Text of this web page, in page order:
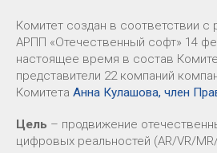
Комитет создан в соответствии
АРПП «Отечественный софт» 14
настоящее время в состав
представители 22 компаний
Комитета Анна Кулашова, член
Цель – продвижение
цифровых реальностей (AR/VR/